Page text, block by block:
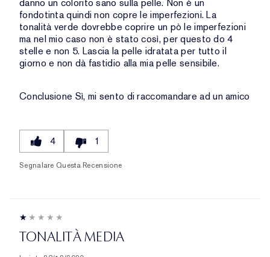
danno un colorito sano sulla pelle. Non è un
fondotinta quindi non copre le imperfezioni. La
tonalità verde dovrebbe coprire un pò le imperfezioni
ma nel mio caso non è stato così, per questo do 4
stelle e non 5. Lascia la pelle idratata per tutto il
giorno e non dà fastidio alla mia pelle sensibile.
Conclusione Sì, mi sento di raccomandare ad un amico
4 1
Segnalare Questa Recensione
TONALITÀ MEDIA